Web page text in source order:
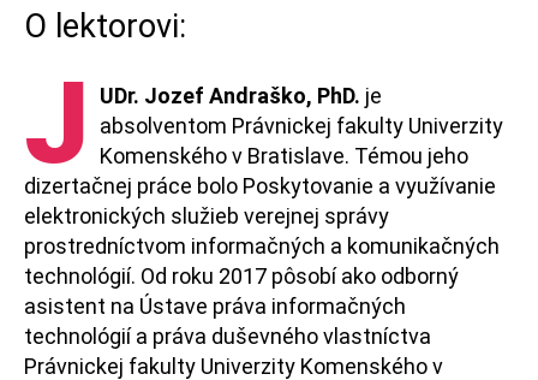
O lektorovi:
J UDr. Jozef Andraško, PhD. je
absolventom Právnickej fakulty Univerzity
Komenského v Bratislave. Témou jeho
dizertačnej práce bolo Poskytovanie a využívanie
elektronických služieb verejnej správy
prostredníctvom informačných a komunikačných
technológií. Od roku 2017 pôsobí ako odborný
asistent na Ústave práva informačných
technológií a práva duševného vlastníctva
Právnickej fakulty Univerzity Komenského v